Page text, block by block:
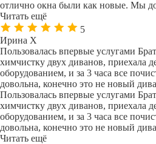
отлично окна были как новые. Мы
Читать ещё
5
Ирина Х
Пользовалась впервые услугами
химчистку двух диванов, приехала
оборудованием, и за 3 часа все
довольна, конечно это не новый
Пользовалась впервые услугами
химчистку двух диванов, приехала
оборудованием, и за 3 часа все
довольна, конечно это не новый
Читать ещё